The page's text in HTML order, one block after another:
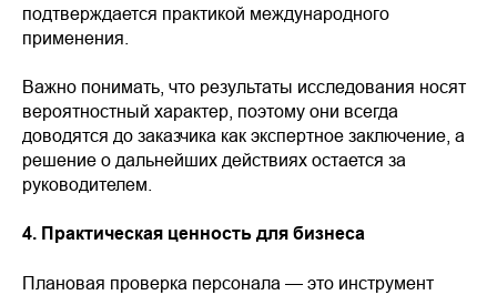
подтверждается практикой международного
применения.
Важно понимать, что результаты исследования носят
вероятностный характер, поэтому они всегда
доводятся до заказчика как экспертное заключение, а
решение о дальнейших действиях остается за
руководителем.
4. Практическая ценность для бизнеса
Плановая проверка персонала — это инструмент